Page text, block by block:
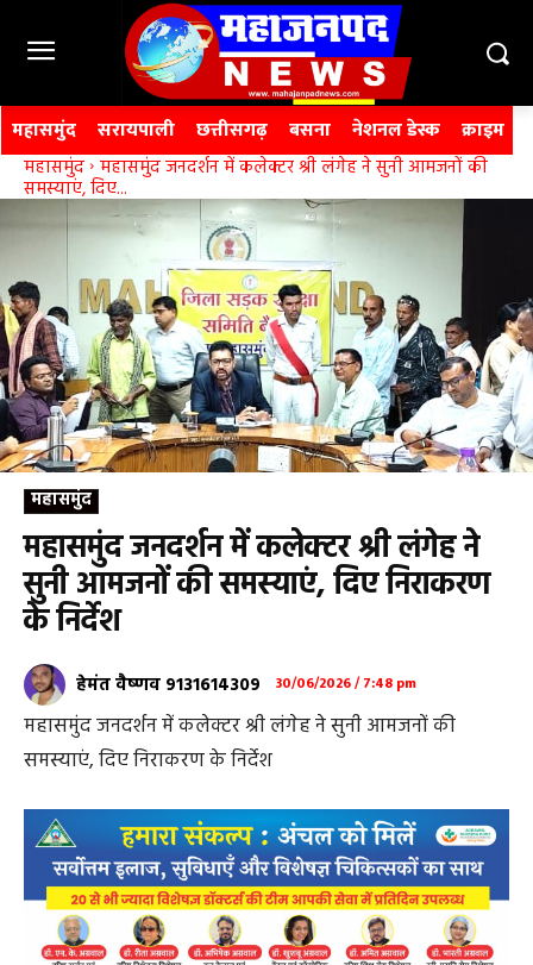
महासमुंद सरायपाली छत्तीसगढ़ बसना नेशनल डेस्क क्राइम
महासमुंद महासमुंद जनदर्शन में कलेक्टर श्री लंगेह ने सुनी आमजनों की
समस्याएं, दिए...
महासमुंद
महासमुंद जनदर्शन में कलेक्टर श्री लंगेह ने
सुनी आमजनों की समस्याएं, दिए निराकरण
के निर्देश
हेमंत वैष्णव 9131614309 30/06/2026 / 7:48 pm
महासमुंद जनदर्शन में कलेक्टर श्री लंगेह ने सुनी आमजनों की
समस्याएं, दिए निराकरण के निर्देश